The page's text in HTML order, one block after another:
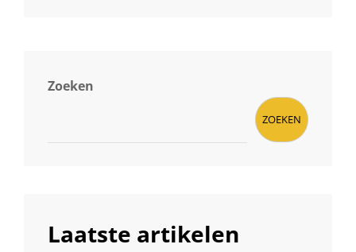
Zoeken
ZOEKEN
Laatste artikelen